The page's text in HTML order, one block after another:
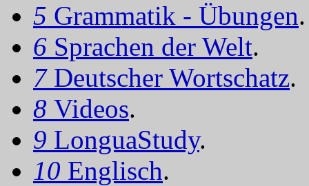
5 Grammatik - Übungen.
6 Sprachen der Welt.
7 Deutscher Wortschatz.
8 Videos.
9 LonguaStudy.
10 Englisch.